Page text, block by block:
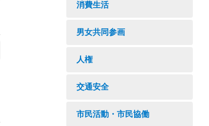
消費生活
男女共同参画
人権
交通安全
市民活動・市民協働